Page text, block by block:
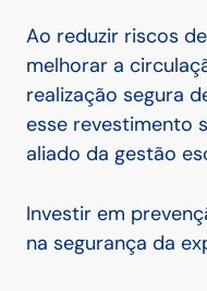
Ao reduzir riscos
melhorar a
realização segura
esse revestimento
aliado da gestão
Investir em
na segurança da